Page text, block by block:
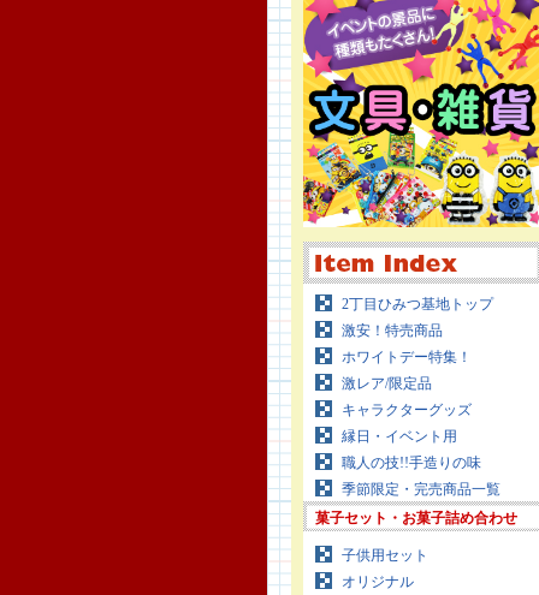
2丁目ひみつ基地トップ
激安！特売商品
ホワイトデー特集！
激レア/限定品
キャラクターグッズ
縁日・イベント用
職人の技!!手造りの味
季節限定・完売商品一覧
菓子セット・お菓子詰め合わせ
子供用セット
オリジナル